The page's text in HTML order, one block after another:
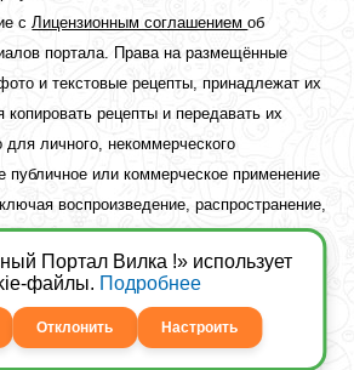
сЛицензионным соглашениемоб
портала. Права на размещённые
и текстовые рецепты, принадлежат их
рецепты и передавать их
личного, некоммерческого
публичное или коммерческое применение
воспроизведение, распространение,
- возможно лишь при наличии
разрешения правообладателя.
Портал Вилка
Портал Вилка !» использует
файлы. Подробнее
Отклонить Настроить